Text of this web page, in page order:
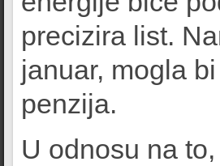
precizira list.
januar, mogla
penzija.
U odnosu na